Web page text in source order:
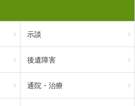
示談
後遺障害
通院・治療